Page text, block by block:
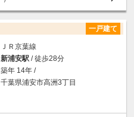
一戸建て
ＪＲ京葉線
新浦安駅 / 徒歩28分
築年 14年 /
千葉県浦安市高洲3丁目